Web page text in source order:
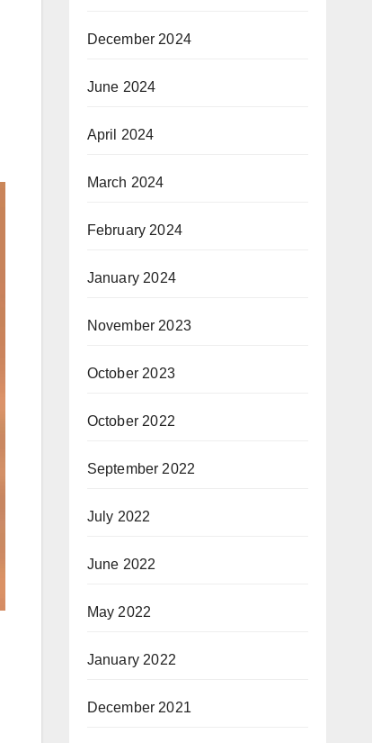
December 2024
June 2024
April 2024
March 2024
February 2024
January 2024
November 2023
October 2023
October 2022
September 2022
July 2022
June 2022
May 2022
January 2022
December 2021